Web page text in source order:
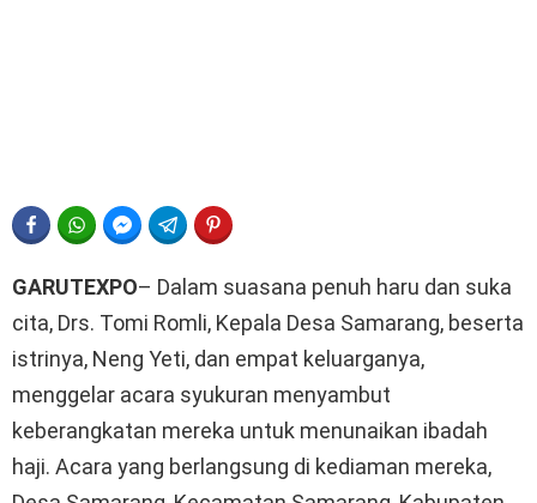
FACEBOOKWHATSAPPFACEBOOK MESSENGER
TELEGRAM
GARUTEXPO– Dalam suasana penuh haru dan suka
cita, Drs. Tomi Romli, Kepala Desa Samarang, beserta
istrinya, Neng Yeti, dan empat keluarganya,
menggelar acara syukuran menyambut
keberangkatan mereka untuk menunaikan ibadah
haji. Acara yang berlangsung di kediaman mereka,